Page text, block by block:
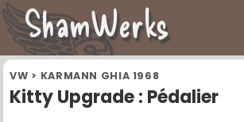
VW > KARMANN GHIA 1968
Kitty Upgrade : Pédalier
ShamWerks